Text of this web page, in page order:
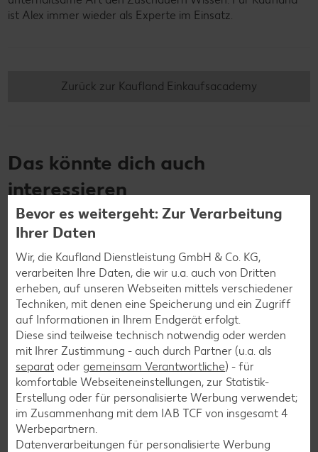
ist Alex immer wieder als Experte im Einsatz.
Zurück zur Kaufland Einkaufsacademy
Das könnte dich auch
interessieren
Exotisch einkaufen mit der Kaufland
Einkaufsacademy
Bevor es weitergeht: Zur Verarbeitung
Ihrer Daten
Wir, die Kaufland Dienstleistung GmbH & Co. KG,
verarbeiten Ihre Daten, die wir u.a. auch von Dritten
erheben, auf unseren Webseiten mittels verschiedener
Techniken, mit denen eine Speicherung und ein Zugriff
auf Informationen in Ihrem Endgerät erfolgt.
Diese sind teilweise technisch notwendig oder werden
mit Ihrer Zustimmung - auch durch Partner (u.a. als
separat oder gemeinsam Verantwortliche) - für
komfortable Webseiteneinstellungen, zur Statistik-
Erstellung oder für personalisierte Werbung verwendet;
im Zusammenhang mit dem IAB TCF von insgesamt 4
Werbepartnern.
Datenverarbeitungen für personalisierte Werbung